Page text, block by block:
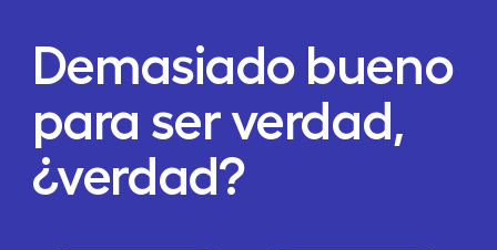
Demasiado bueno
para ser verdad,
¿verdad?